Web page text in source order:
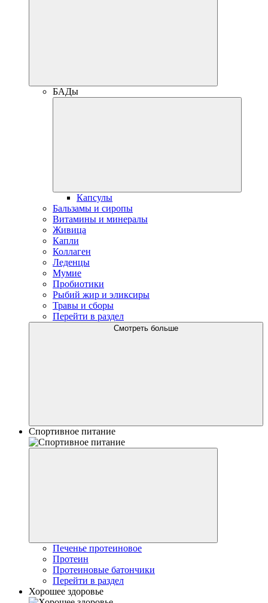
БАДы
Капсулы
Бальзамы и сиропы
Витамины и минералы
Живица
Капли
Коллаген
Леденцы
Мумие
Пробиотики
Рыбий жир и эликсиры
Травы и сборы
Перейти в раздел
Смотреть больше
Спортивное питание
Печенье протеиновое
Протеин
Протеиновые батончики
Перейти в раздел
Хорошее здоровье